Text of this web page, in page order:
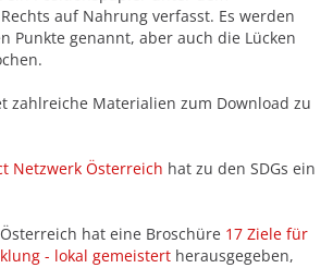
auf Nahrung verfasst. Es werden
Punkte genannt, aber auch die Lücken
zahlreiche Materialien zum Download zu
Netzwerk Österreich hat zu den SDGs ein
hat eine Broschüre 17 Ziele für
- lokal gemeistert herausgegeben,